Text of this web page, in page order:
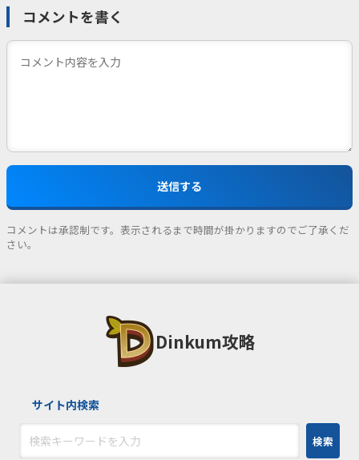
Dinkum攻略
サイト内検索
検索
コメントを書く
コメントは承認制です。表示されるまで時間が掛かりますのでご了承くだ
さい。